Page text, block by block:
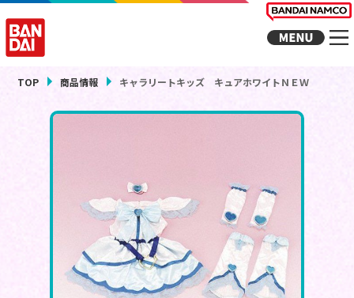
TOP 商品情報 キャラリートキッズ キュアホワイトＮＥＷ